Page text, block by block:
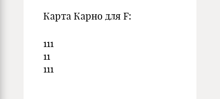
Карта Карно для F:
111
11
111